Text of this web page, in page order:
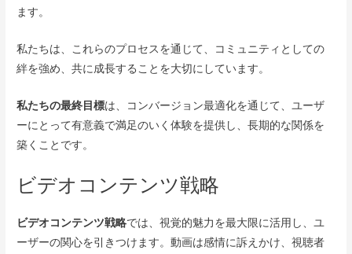
ます。
私たちは、これらのプロセスを通じて、コミュニティとしての
絆を強め、共に成長することを大切にしています。
私たちの最終目標は、コンバージョン最適化を通じて、ユーザ
ーにとって有意義で満足のいく体験を提供し、長期的な関係を
築くことです。
ビデオコンテンツ戦略
ビデオコンテンツ戦略では、視覚的魅力を最大限に活用し、ユ
ーザーの関心を引きつけます。動画は感情に訴えかけ、視聴者